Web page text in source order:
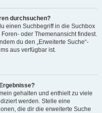
durchsuchen?
einen Suchbegriff in die Suchbox
oder Themenansicht findest.
du den „Erweiterte Suche“-
aus verfügbar ist.
gehalten und enthielt zu viele
werden. Stelle eine
die dir die erweiterte Suche